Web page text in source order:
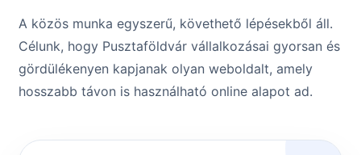
A közös munka egyszerű, követhető lépésekből áll.
Célunk, hogy Pusztaföldvár vállalkozásai gyorsan és
gördülékenyen kapjanak olyan weboldalt, amely
hosszabb távon is használható online alapot ad.